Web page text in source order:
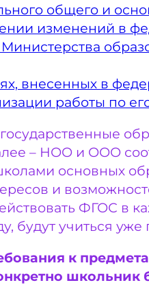
общего и
изменений в
внесенных в
работы по
– НОО и ООО
основных
и
ФГОС в
будут учиться
к
школьник